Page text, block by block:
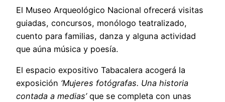
El Museo Arqueológico Nacional ofrecerá visitas
guiadas, concursos, monólogo teatralizado,
cuento para familias, danza y alguna actividad
que aúna música y poesía.
El espacio expositivo Tabacalera acogerá la
exposición ‘Mujeres fotógrafas. Una historia
contada a medias’que se completa con unas